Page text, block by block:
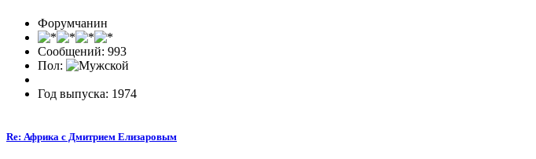
Форумчанин
Сообщений: 993
Пол:
Год выпуска: 1974
Re: Африка с Дмитрием Елизаровым